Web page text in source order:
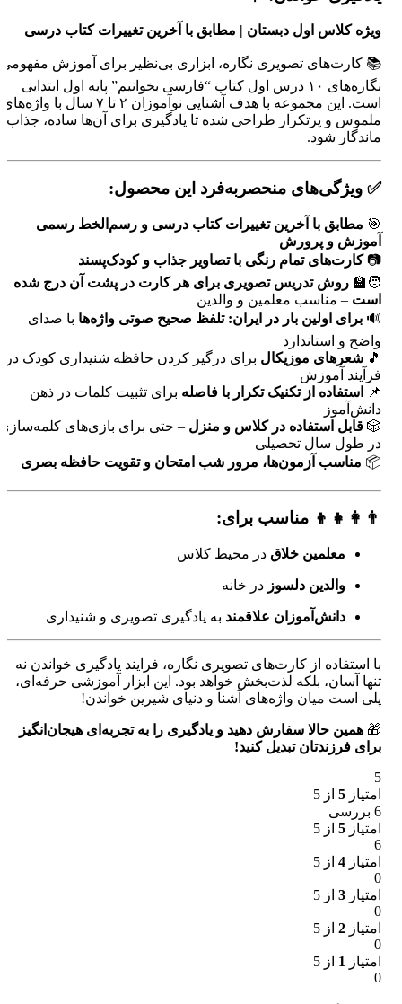
ویژه کلاس اول دبستان | مطابق با آخرین تغییرات کتاب درسی
📚 کارت‌های تصویری نگاره، ابزاری بی‌نظیر برای آموزش مفهومی
نگاره‌های ۱۰ درس اول کتاب “فارسی بخوانیم” پایه اول ابتدایی
است. این مجموعه با هدف آشنایی نوآموزان ۲ تا ۷ سال با واژه‌های
ملموس و پرتکرار طراحی شده تا یادگیری برای آن‌ها ساده، جذاب
ماندگار شود.
✅ ویژگی‌های منحصربه‌فرد این محصول:
🎯 مطابق با آخرین تغییرات کتاب درسی و رسم‌الخط رسمی
آموزش و پرورش
📷کارت‌های تمام رنگی با تصاویر جذاب و کودک‌پسند
🧑‍🏫 روش تدریس تصویری برای هر کارت در پشت آن درج شده
است – مناسب معلمین و والدین
🔊 برای اولین بار در ایران: تلفظ صحیح صوتی واژه‌ها با صدای
واضح و استاندارد
🎵 شعرهای موزیکال برای درگیر کردن حافظه شنیداری کودک در
فرآیند آموزش
📌
استفاده از تکنیک تکرار با فاصله برای تثبیت کلمات در ذهن
دانش‌آموز
🎲 قابل استفاده در کلاس و منزل – حتی برای بازی‌های
در طول سال تحصیلی
📦 مناسب آزمون‌ها، مرور شب امتحان و تقویت حافظه بصری
👨‍👩‍👧‍👦 مناسب برای:
معلمین خلاق در محیط کلاس
والدین دلسوز در خانه
دانش‌آموزان علاقمند به یادگیری تصویری و شنیداری
با استفاده از کارت‌های تصویری نگاره، فرایند یادگیری خواندن نه
تنها آسان، بلکه لذت‌بخش خواهد بود. این ابزار آموزشی حرفه‌ای،
پلی است میان واژه‌های آشنا و دنیای شیرین خواندن!
🎁 همین حالا سفارش دهید و یادگیری را به تجربه‌ای هیجان‌انگیز
برای فرزندتان تبدیل کنید!
5
امتیاز 5 از 5
6 بررسی
امتیاز 5 از 5
6
امتیاز 4 از 5
0
امتیاز 3 از 5
0
امتیاز 2 از 5
0
امتیاز 1 از 5
0